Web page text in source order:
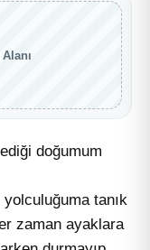
doğumum
tanık
zaman ayaklara